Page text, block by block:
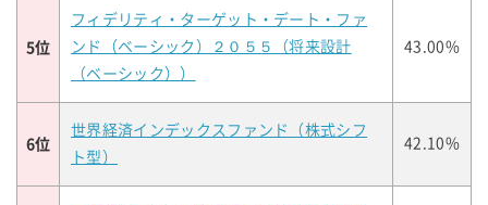
5位
フィデリティ・ターゲット・デート・ファ
ンド（ベーシック）２０５５（将来設計
（ベーシック））
43.00%
6位
世界経済インデックスファンド（株式シフ
ト型）
42.10%